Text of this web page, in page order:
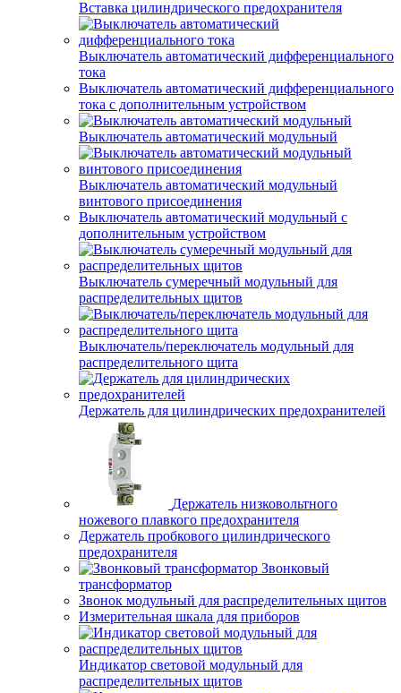
Вставка цилиндрического предохранителя
Выключатель автоматический дифференциального
тока
Выключатель автоматический дифференциального
тока с дополнительным устройством
Выключатель автоматический модульный
Выключатель автоматический модульный
винтового присоединения
Выключатель автоматический модульный с
дополнительным устройством
Выключатель сумеречный модульный для
распределительных щитов
Выключатель/переключатель модульный для
распределительного щита
Держатель для цилиндрических предохранителей
Держатель низковольтного
ножевого плавкого предохранителя
Держатель пробкового цилиндрического
предохранителя
Звонковый
трансформатор
Звонок модульный для распределительных щитов
Измерительная шкала для приборов
Индикатор световой модульный для
распределительных щитов